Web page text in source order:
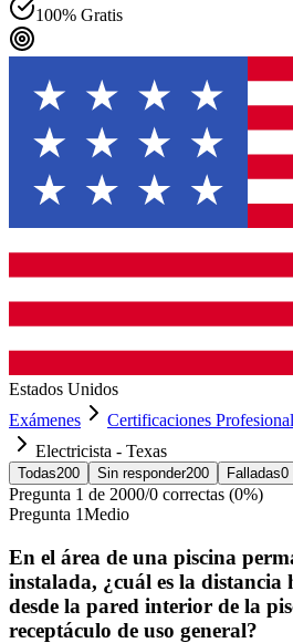
100% Gratis
Estados Unidos
Exámenes
Certificaciones
Electricista - Texas
Todas200 Sin responder200 Falladas0
Pregunta 1 de 2000/0 correctas (0%)
Pregunta 1Medio
En el área de una piscina
instalada, ¿cuál es la
desde la pared interior de la
receptáculo de uso general?